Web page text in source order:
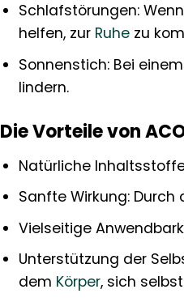
Schlafstörungen:
helfen, zur Ruhezu
Sonnenstich: Bei
lindern.
Die Vorteile von
Natürliche
Sanfte Wirkung: Durch
Vielseitige
Unterstützung der
dem Körper, sich